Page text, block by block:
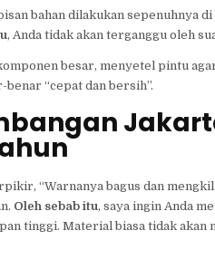
bahan dilakukan sepenuhnya di
, Anda tidak akan terganggu oleh
besar, menyetel pintu
benar “cepat dan bersih”.
“Warnanya bagus dan
Oleh sebab itu, saya ingin Anda
tinggi. Material biasa tidak